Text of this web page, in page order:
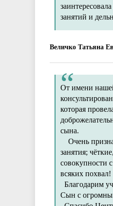
занятий и
Величко Татьяна
От имени
которая
сына.
Очень
занятия;
совокупности
всяких похвал!
Благодарим
Сын с